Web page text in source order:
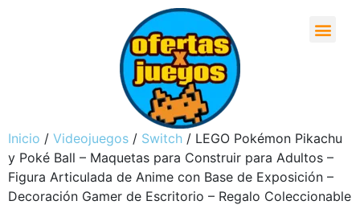
Inicio / Videojuegos / Switch / LEGO Pokémon Pikachu
y Poké Ball – Maquetas para Construir para Adultos –
Figura Articulada de Anime con Base de Exposición –
Decoración Gamer de Escritorio – Regalo Coleccionable